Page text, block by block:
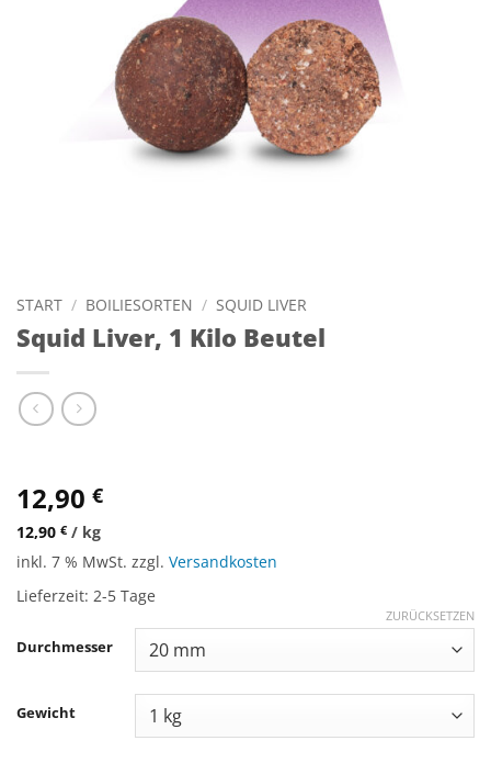
START / BOILIESORTEN / SQUID LIVER
Squid Liver, 1 Kilo Beutel
12,90 €
12,90 € / kg
inkl. 7 % MwSt. zzgl. Versandkosten
Lieferzeit: 2-5 Tage
Durchmesser
Gewicht
ZURÜCKSETZEN